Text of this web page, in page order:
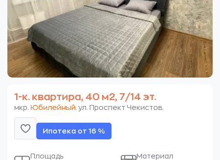
1-к. квартира, 40 м2, 7/14 эт.
мкр. Юбилейный. ул. Проспект Чекистов.
Ипотека от 16 %
Площадь Материал